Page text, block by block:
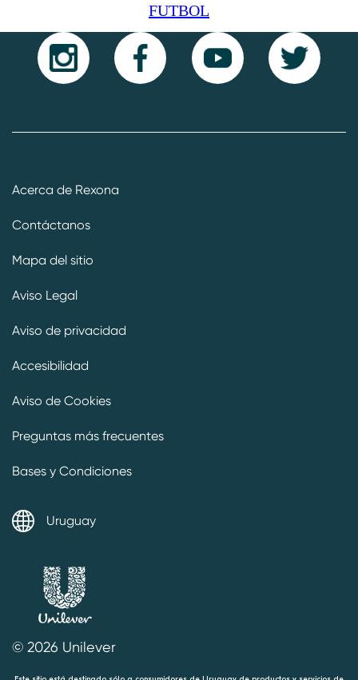
FUTBOL
Acerca de Rexona
Contáctanos
Mapa del sitio
Aviso Legal
Aviso de privacidad
Preferencias de cookies
Accesibilidad
Aviso de Cookies
Preguntas más frecuentes